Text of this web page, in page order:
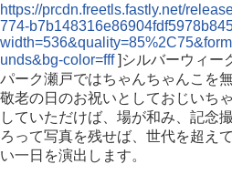
https://prcdn.freetls.fastly.net/
774-
unds&bg-color=fff]シルバーウィー
パーク瀬戸ではちゃんちゃんこを
敬老の日のお祝いとしておじいち
していただけば、場が和み、記念
ろって写真を残せば、世代を超え
い一日を演出します。